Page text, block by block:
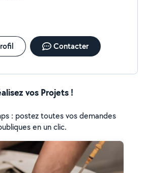
Contacter
vos Projets !
: postez toutes vos demandes
en un clic.